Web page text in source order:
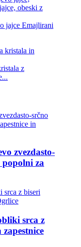
jajce Emajlirani
z
zvezdasto-
popolni za
srca z